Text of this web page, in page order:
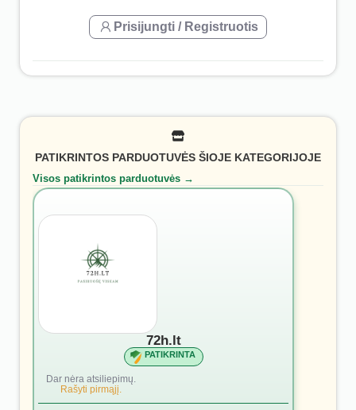
Prisijungti / Registruotis
PATIKRINTOS PARDUOTUVĖS ŠIOJE KATEGORIJOJE
Visos patikrintos parduotuvės →
72h.lt
PATIKRINTA
Dar nėra atsiliepimų.
Rašyti pirmąjį.